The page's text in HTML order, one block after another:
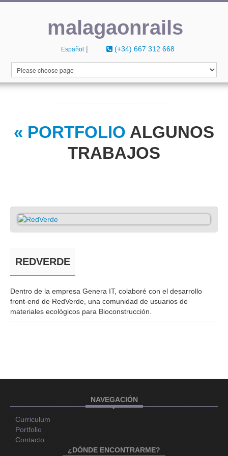
malagaonrails
Español | (+34) 667 312 668
« PORTFOLIO ALGUNOS
TRABAJOS
REDVERDE
Dentro de la empresa Genera IT, colaboré con el desarrollo
front-end de RedVerde, una comunidad de usuarios de
materiales ecológicos para Bioconstrucción.
NAVEGACIÓN
Curriculum
Portfolio
Contacto
¿DÓNDE ENCONTRARME?